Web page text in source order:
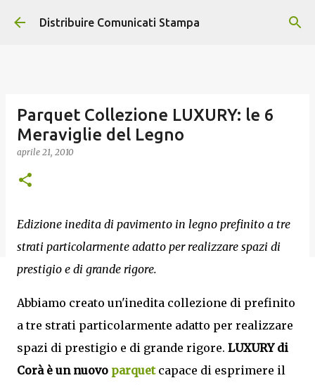
Passa ai contenuti principali
Distribuire Comunicati Stampa
Parquet Collezione LUXURY: le 6
Meraviglie del Legno
aprile 21, 2010
Edizione inedita di pavimento in legno prefinito a tre
strati particolarmente adatto per realizzare spazi di
prestigio e di grande rigore.
Abbiamo creato un'inedita collezione di prefinito
a tre strati particolarmente adatto per realizzare
spazi di prestigio e di grande rigore. LUXURY di
Corà è un nuovo parquetcapace di esprimere il